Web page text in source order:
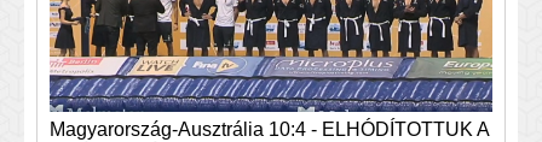
Magyarország-Ausztrália 10:4 - ELHÓDÍTOTTUK A